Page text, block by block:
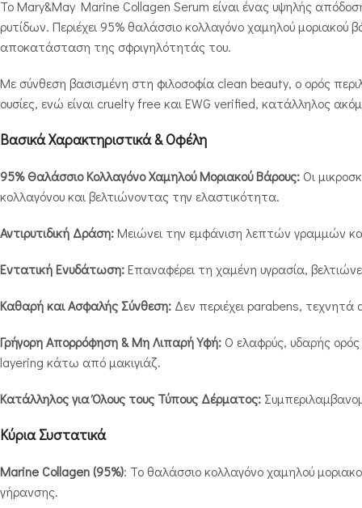
Το Mary&May Marine Collagen Serum είναι ένας υψηλής
ρυτίδων. Περιέχει 95% θαλάσσιο κολλαγόνο χαμηλού
αποκατάσταση της σφριγηλότητάς του.
Με σύνθεση βασισμένη στη φιλοσοφία clean beauty, ο ορός
ουσίες, ενώ είναι cruelty free και EWG verified, κατάλληλος
Βασικά Χαρακτηριστικά & Οφέλη
95% Θαλάσσιο Κολλαγόνο Χαμηλού Μοριακού Βάρους: Οι
κολλαγόνου και βελτιώνοντας την ελαστικότητα.
Αντιρυτιδική Δράση:Μειώνει την εμφάνιση λεπτών γραμμών
Εντατική Ενυδάτωση:Επαναφέρει τη χαμένη υγρασία,
Καθαρή και Ασφαλής Σύνθεση: Δεν περιέχει parabens, τεχνητά
Γρήγορη Απορρόφηση & Μη Λιπαρή Υφή: Ο ελαφρύς, υδαρής
layering κάτω από μακιγιάζ.
Κατάλληλος για Όλους τους Τύπους Δέρματος:
Κύρια Συστατικά
Marine Collagen (95%): Το θαλάσσιο κολλαγόνο χαμηλού
γήρανσης.